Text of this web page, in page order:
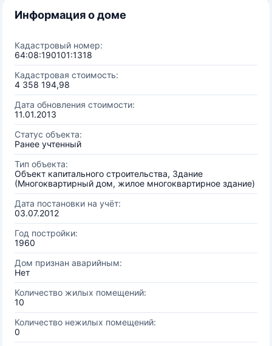
Информация о доме
Кадастровый номер:
64:08:190101:1318
Кадастровая стоимость:
4 358 194,98
Дата обновления стоимости:
11.01.2013
Статус объекта:
Ранее учтенный
Тип объекта:
Объект капитального строительства, Здание
(Многоквартирный дом, жилое многоквартирное здание)
Дата постановки на учёт:
03.07.2012
Год постройки:
1960
Дом признан аварийным:
Нет
Количество жилых помещений:
10
Количество нежилых помещений:
0